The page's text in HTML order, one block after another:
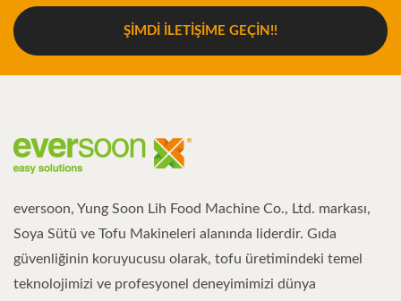
ŞIMDI İLETIŞIME GEÇIN!!
eversoon, Yung Soon Lih Food Machine Co., Ltd. markası,
Soya Sütü ve Tofu Makineleri alanında liderdir. Gıda
güvenliğinin koruyucusu olarak, tofu üretimindeki temel
teknolojimizi ve profesyonel deneyimimizi dünya